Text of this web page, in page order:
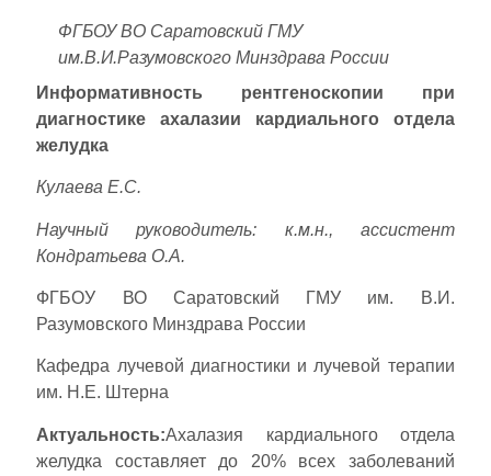
ФГБОУ ВО Саратовский ГМУ
им.В.И.Разумовского Минздрава России
Информативность рентгеноскопии при
диагностике ахалазии кардиального отдела
желудка
Кулаева Е.С.
Научный руководитель: к.м.н., ассистент
Кондратьева О.А.
ФГБОУ ВО Саратовский ГМУ им. В.И.
Разумовского Минздрава России
Кафедра лучевой диагностики и лучевой терапии
им. Н.Е. Штерна
Актуальность:Ахалазия кардиального отдела
желудка составляет до 20% всех заболеваний